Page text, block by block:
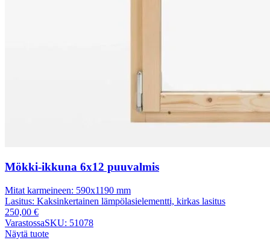
Mökki-ikkuna 6x12 puuvalmis
Mitat karmeineen: 590x1190 mm
Lasitus: Kaksinkertainen lämpölasielementti, kirkas lasitus
250,00 €
VarastossaSKU: 51078
Näytä tuote